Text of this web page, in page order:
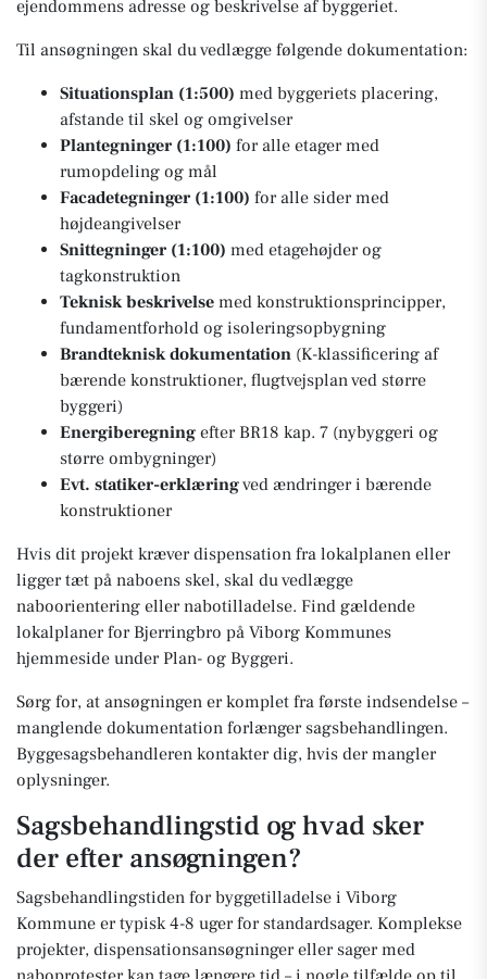
ejendommens adresse og beskrivelse af byggeriet.
Til ansøgningen skal du vedlægge følgende dokumentation:
Situationsplan (1:500) med byggeriets placering,
afstande til skel og omgivelser
Plantegninger (1:100) for alle etager med
rumopdeling og mål
Facadetegninger (1:100) for alle sider med
højdeangivelser
Snittegninger (1:100) med etagehøjder og
tagkonstruktion
Teknisk beskrivelse med konstruktionsprincipper,
fundamentforhold og isoleringsopbygning
Brandteknisk dokumentation (K-klassificering af
bærende konstruktioner, flugtvejsplan ved større
byggeri)
Energiberegning efter BR18 kap. 7 (nybyggeri og
større ombygninger)
Evt. statiker-erklæringved ændringer i bærende
konstruktioner
Hvis dit projekt kræver dispensation fra lokalplanen eller
ligger tæt på naboens skel, skal du vedlægge
naboorientering eller nabotilladelse. Find gældende
lokalplaner for Bjerringbro på Viborg Kommunes
hjemmeside under Plan- og Byggeri.
Sørg for, at ansøgningen er komplet fra første indsendelse –
manglende dokumentation forlænger sagsbehandlingen.
Byggesagsbehandleren kontakter dig, hvis der mangler
oplysninger.
Sagsbehandlingstid og hvad sker
der efter ansøgningen?
Sagsbehandlingstiden for byggetilladelse i Viborg
Kommune er typisk 4-8 uger for standardsager. Komplekse
projekter, dispensationsansøgninger eller sager med